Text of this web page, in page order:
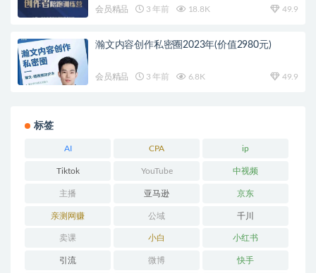
会员精品 3 年前 18.8K 49.9
瀚文内容创作私密圈2023年(价值2980元)
会员精品 3 年前 6.8K 49.9
标签
AI CPA ip
Tiktok YouTube 中视频
主播 亚马逊 京东
亲测网赚 公域 千川
卖课 小白 小红书
引流 微博 快手